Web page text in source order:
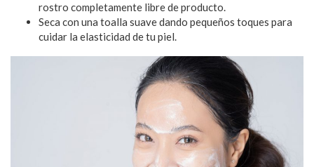
rostro completamente libre de producto.
Seca con una toalla suave dando pequeños toques para
cuidar la elasticidad de tu piel.